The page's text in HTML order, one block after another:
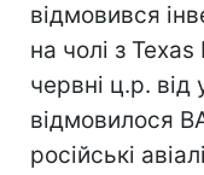
відмовився
на чолі з
червні ц.р. від
відмовилося
російські